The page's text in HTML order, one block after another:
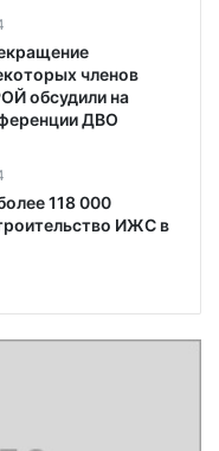
членов
обсудили на
ДВО
118 000
ИЖС в